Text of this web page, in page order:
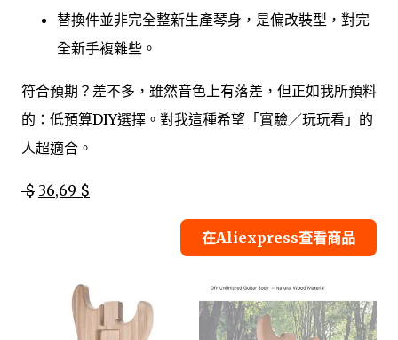
替換件並非完全整新生產琴身，是偏改裝型，對完
全新手複雜些。
符合預期？差不多，雖然音色上有落差，但正如我所預料
的：低預算DIY選擇。對我這種希望「實驗／玩玩看」的
人超適合。
$ 36,69 $
在Aliexpress查看商品